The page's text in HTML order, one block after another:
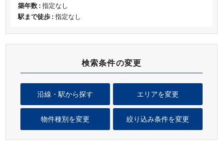
検索条件の変更
エリアを変更
沿線・駅から探す
物件種別を変更 絞り込み条件を変更
築年数 : 指定なし
駅まで徒歩 : 指定なし